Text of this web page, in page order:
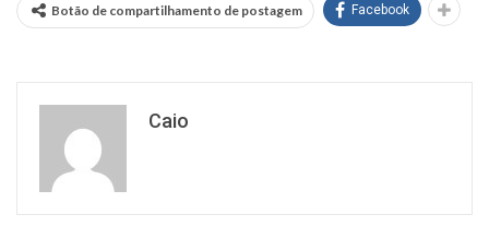
Botão de compartilhamento de postagem Facebook
Caio